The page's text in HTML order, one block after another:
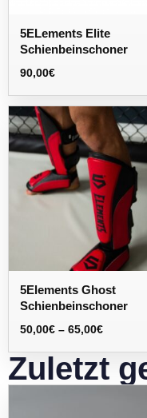
5ELements Elite
Schienbeinschoner
90,00€
5Elements Ghost
Schienbeinschoner
50,00€ – 65,00€
Zuletzt